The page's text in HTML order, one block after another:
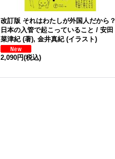
改訂版 それはわたしが外国人だから？
日本の入管で起こっていること / 安田
菜津紀 (著), 金井真紀 (イラスト)
2,090円(税込)